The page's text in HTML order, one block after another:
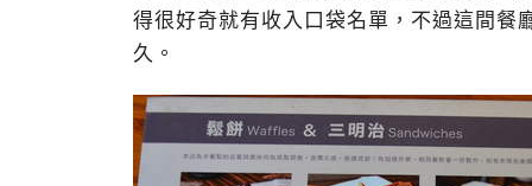
得很好奇就有收入口袋名單，不過這間餐
久。